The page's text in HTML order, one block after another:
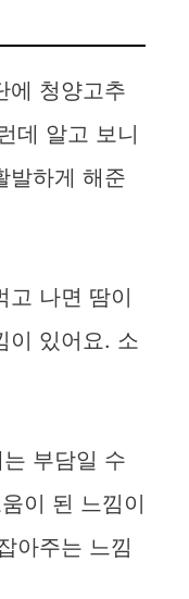
에 청양고추
데 알고 보니
발하게 해준
고 나면 땀이
이 있어요. 소
부담일 수
이 된 느낌이
아주는 느낌